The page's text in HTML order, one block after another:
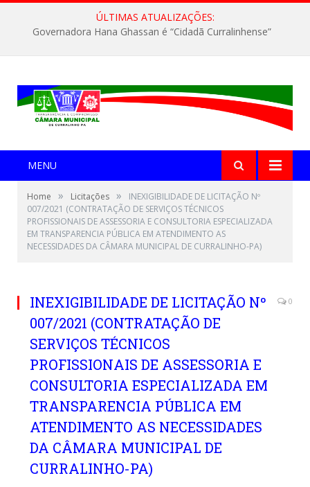
ÚLTIMAS ATUALIZAÇÕES:
Governadora Hana Ghassan é “Cidadã Curralinhense”
MENU
Home » Licitações »
INEXIGIBILIDADE DE LICITAÇÃO Nº
007/2021 (CONTRATAÇÃO DE SERVIÇOS TÉCNICOS
PROFISSIONAIS DE ASSESSORIA E CONSULTORIA ESPECIALIZADA
EM TRANSPARENCIA PÚBLICA EM ATENDIMENTO AS
NECESSIDADES DA CÂMARA MUNICIPAL DE CURRALINHO-PA)
INEXIGIBILIDADE DE LICITAÇÃO Nº
007/2021 (CONTRATAÇÃO DE
SERVIÇOS TÉCNICOS
PROFISSIONAIS DE ASSESSORIA E
CONSULTORIA ESPECIALIZADA EM
TRANSPARENCIA PÚBLICA EM
ATENDIMENTO AS NECESSIDADES
DA CÂMARA MUNICIPAL DE
CURRALINHO-PA)
0